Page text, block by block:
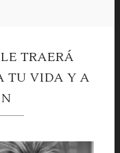
TRAERÁ
TU VIDA Y A